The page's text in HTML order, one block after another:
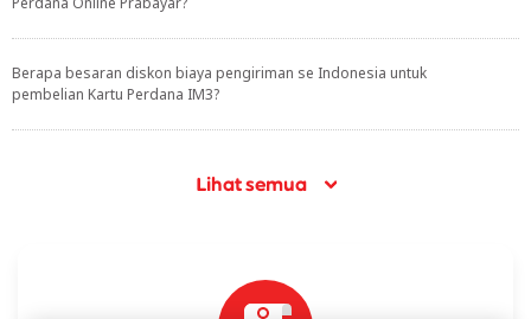
Berapa besaran diskon biaya pengiriman se Indonesia untuk
pembelian Kartu Perdana IM3?
Lihat semua